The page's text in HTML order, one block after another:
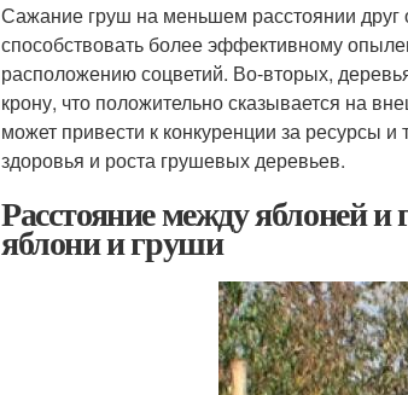
Сажание груш на меньшем расстоянии друг
способствовать более эффективному
расположению соцветий. Во-вторых,
крону, что положительно сказывается на
может привести к конкуренции за ресурсы
здоровья и роста грушевых деревьев.
Расстояние между яблоней
яблони и груши